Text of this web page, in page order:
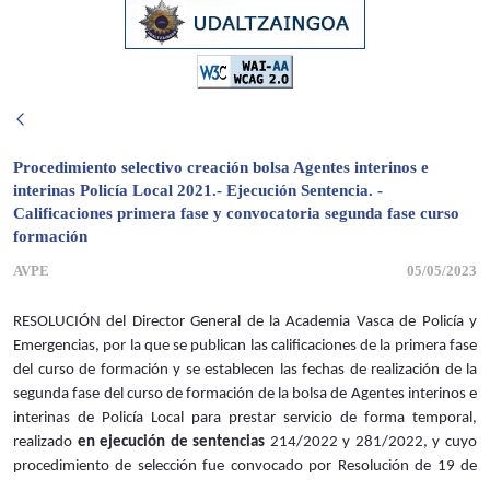
Procedimiento selectivo creación bolsa Agentes interinos e
interinas Policía Local 2021.- Ejecución Sentencia. -
Calificaciones primera fase y convocatoria segunda fase curso
formación
AVPE 05/05/2023
RESOLUCIÓN del Director General de la Academia Vasca de Policía y
Emergencias, por la que se publican las calificaciones de la primera fase
del curso de formación y se establecen las fechas de realización de la
segunda fase del curso de formación de la bolsa de Agentes interinos e
interinas de Policía Local para prestar servicio de forma temporal,
realizado en ejecución de sentencias 214/2022 y 281/2022, y cuyo
procedimiento de selección fue convocado por Resolución de 19 de